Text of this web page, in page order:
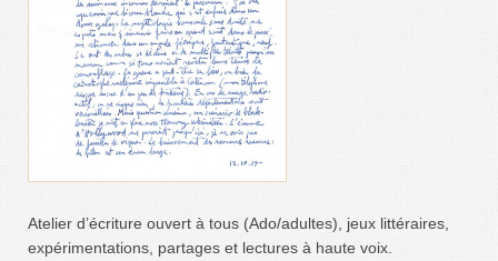
Atelier d’écriture ouvert à tous (Ado/adultes), jeux littéraires,
expérimentations, partages et lectures à haute voix.